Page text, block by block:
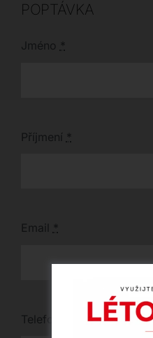
POPTÁVKA
Jméno *
Příjmení *
Email *
Telefon